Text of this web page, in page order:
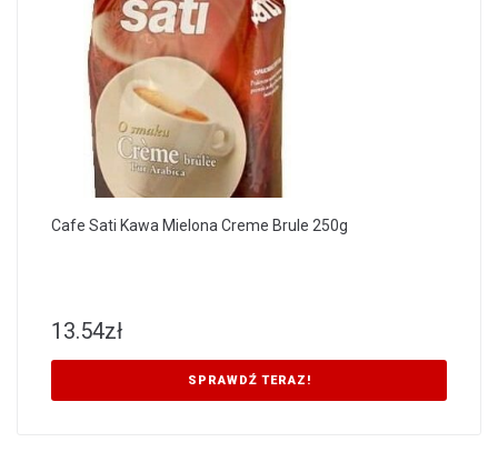
Cafe Sati Kawa Mielona Creme Brule 250g
13.54zł
SPRAWDŹ TERAZ!